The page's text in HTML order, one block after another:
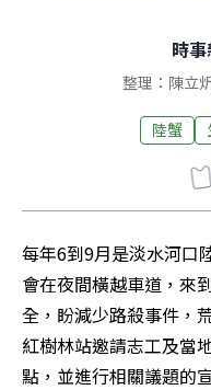
時
整理：陳立
陸蟹
每年6到9月是淡水河口
會在夜間橫越車道，來
全，盼減少路殺事件，
紅樹林站邀請志工及當
點，並進行相關議題的